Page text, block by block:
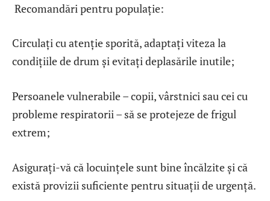
Recomandări pentru populație:
Circulați cu atenție sporită, adaptați viteza la
condițiile de drum și evitați deplasările inutile;
Persoanele vulnerabile – copii, vârstnici sau cei cu
probleme respiratorii – să se protejeze de frigul
extrem;
Asigurați-vă că locuințele sunt bine încălzite și că
există provizii suficiente pentru situații de urgență.